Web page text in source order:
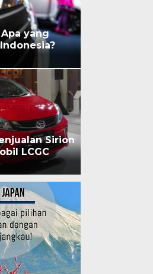
yang
Sirion
LCGC